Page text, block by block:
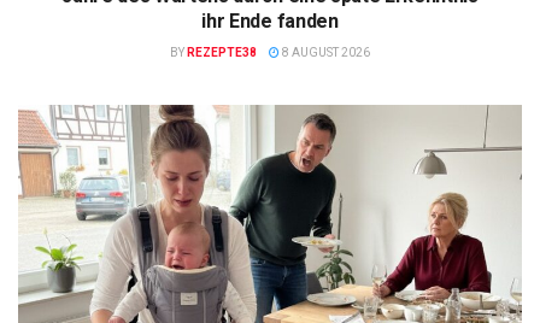
ihr Ende fanden
BY REZEPTE38 8 AUGUST 2026